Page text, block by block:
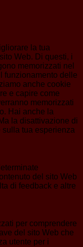
la tua
Web. Di questi, i
memorizzati nel
funzionamento delle
anche cookie
e capire come
memorizzati
Hai anche la
la disattivazione di
tua esperienza
del sito Web
di feedback e altre
per comprendere
del sito Web che
utente per i